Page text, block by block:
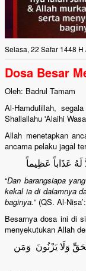
Selasa, 22 Safar 1448
Dosa Besar
Oleh: Badrul Tamam
Al-Hamdulillah,
Shallallahu 'Alaihi
Allah menetapkan
ancama pelaku jagal
عَذَاباً عَظِيماً
“Dan barangsiapa
kekal ia di dalamnya
baginya.” (QS. Al-
Besarnya dosa ini di
menyekutukan Allah
وَلَا يَزْنُونَ وَمَن